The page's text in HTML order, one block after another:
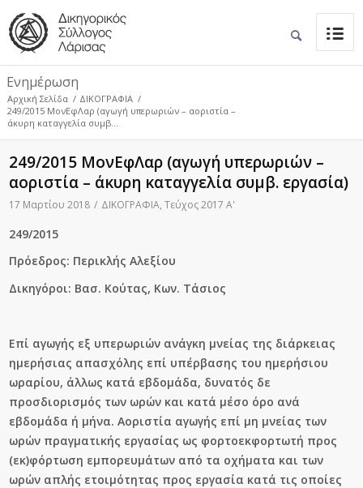
Ενημέρωση
Αρχική Σελίδα / ΔΙΚΟΓΡΑΦΙΑ /
249/2015 ΜονΕφΛαρ (αγωγή υπερωριών – αοριστία –
άκυρη καταγγελία συμβ...
249/2015 ΜονΕφΛαρ (αγωγή υπερωριών –
αοριστία – άκυρη καταγγελία συμβ. εργασία)
17 Μαρτίου 2018 / ΔΙΚΟΓΡΑΦΙΑ,Τεύχος 2017 Α'
249/2015
Πρόεδρος: Περικλής Αλεξίου
Δικηγόροι: Βασ. Κούτας, Κων. Τάσιος
Επί αγωγής εξ υπερωριών ανάγκη μνείας της διάρκειας
ημερήσιας απασχόλης επί υπέρβασης του ημερήσιου
ωραρίου, άλλως κατά εβδομάδα, δυνατός δε
προσδιορισμός των ωρών και κατά μέσο όρο ανά
εβδομάδα ή μήνα. Αοριστία αγωγής επί μη μνείας των
ωρών πραγματικής εργασίας ως φορτοεκφορτωτή προς
(εκ)φόρτωση εμπορευμάτων από τα οχήματα και των
ωρών απλής ετοιμότητας προς εργασία κατά τις οποίες